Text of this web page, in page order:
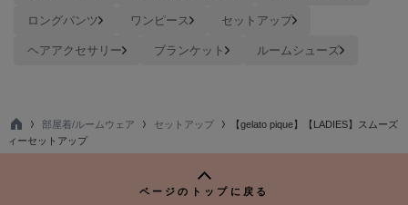
ツルバイマリコオイカワ
UNDERSON UNDERSON
アンダーソン アンダーソン
ロングパンツ
ワンピース
セットアップ
ヘアアクセサリー
ブランケット ルームシューズ
TO
P
部屋着/ルームウェア セットアップ
【gelato pique】【LADIES】スムーズ
ィーセットアップ
ページのトップに戻る